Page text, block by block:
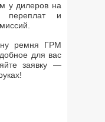
у дилеров на
и
ремня ГРМ
для вас
заявку —
ках!